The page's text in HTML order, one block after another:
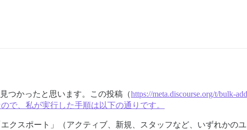
つかったと思います。この投稿（https://meta.discourse.org/t/bulk-
で、私が実行した手順は以下の通りです。
クスポート」（アクティブ、新規、スタッフなど、いずれかの